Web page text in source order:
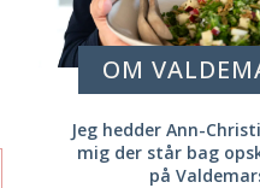
OM
Jeg hedder Ann-
mig der står bag
på